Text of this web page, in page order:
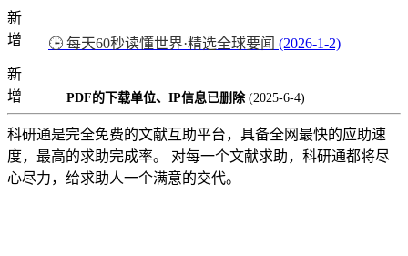
新
增
🕒 每天60秒读懂世界·精选全球要闻 (2026-1-2)
新
增
PDF的下载单位、IP信息已删除 (2025-6-4)
科研通是完全免费的文献互助平台，具备全网最快的应助速
度，最高的求助完成率。 对每一个文献求助，科研通都将尽
心尽力，给求助人一个满意的交代。